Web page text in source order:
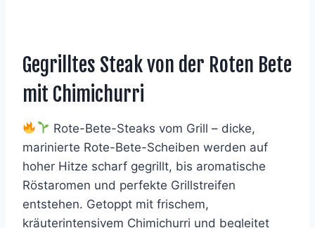
Gegrilltes Steak von der Roten Bete
mit Chimichurri
Rote-Bete-Steaks vom Grill – dicke,
marinierte Rote-Bete-Scheiben werden auf
hoher Hitze scharf gegrillt, bis aromatische
Röstaromen und perfekte Grillstreifen
entstehen. Getoppt mit frischem,
kräuterintensivem Chimichurri und begleitet